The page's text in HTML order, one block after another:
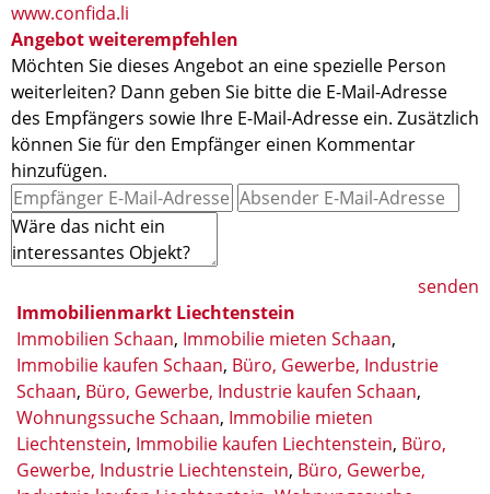
www.confida.li
Angebot weiterempfehlen
Möchten Sie dieses Angebot an eine spezielle Person
weiterleiten? Dann geben Sie bitte die E-Mail-Adresse
des Empfängers sowie Ihre E-Mail-Adresse ein. Zusätzlich
können Sie für den Empfänger einen Kommentar
hinzufügen.
senden
Immobilienmarkt Liechtenstein
Immobilien Schaan, Immobilie mieten Schaan,
Immobilie kaufen Schaan, Büro, Gewerbe, Industrie
Schaan, Büro, Gewerbe, Industrie kaufen Schaan,
Wohnungssuche Schaan, Immobilie mieten
Liechtenstein, Immobilie kaufen Liechtenstein, Büro,
Gewerbe, Industrie Liechtenstein, Büro, Gewerbe,